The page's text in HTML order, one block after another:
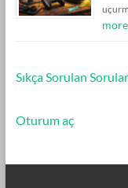
more
Sıkça Sorulan
Oturum aç